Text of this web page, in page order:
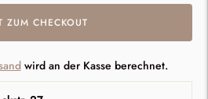
ZUM CHECKOUT
wird an der Kasse berechnet.